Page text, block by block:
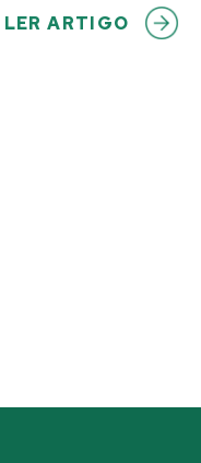
LER ARTIGO